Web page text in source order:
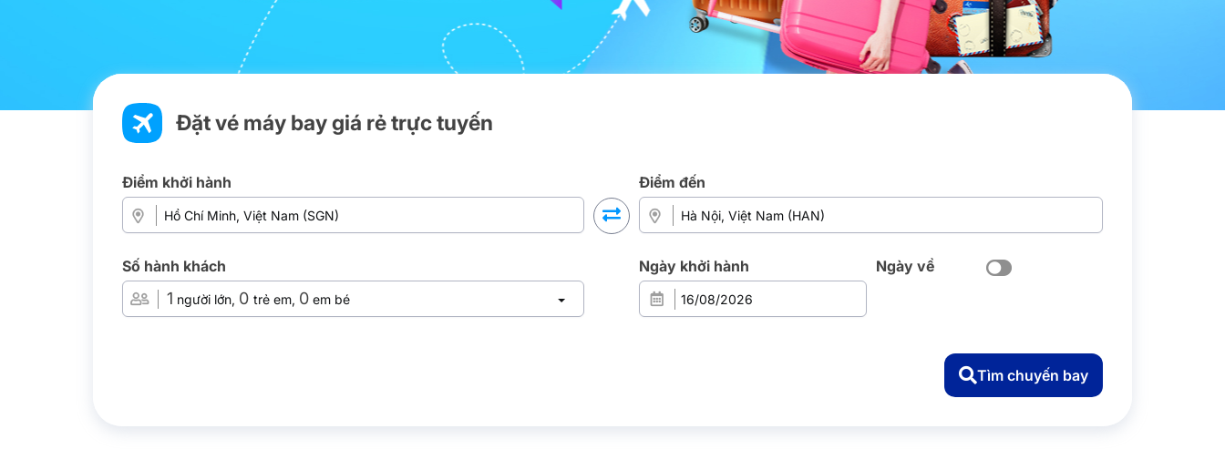
Đặt vé máy bay giá rẻ trực tuyến
Điểm khởi hành Điểm đến
Số hành khách
1 người lớn, 0 trẻ em, 0 em bé
Ngày khởi hành Ngày về
Tìm chuyến bay